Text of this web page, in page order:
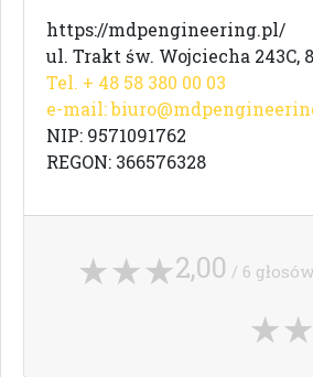
https://mdpengineering.pl/
ul. Trakt św. Wojciecha 243C,
Tel. + 48 58 380 00 03
e-mail:
NIP: 9571091762
REGON: 366576328
2,00 / 6 głosów